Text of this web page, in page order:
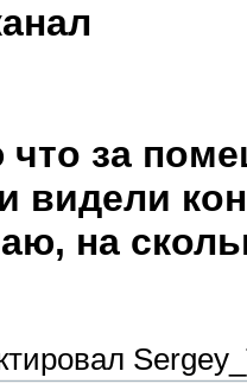
что за
видели
на